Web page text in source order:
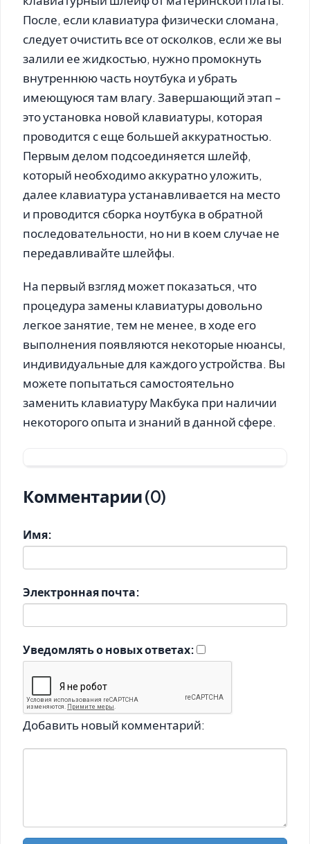
После, если клавиатура физически сломана,
следует очистить все от осколков, если же вы
залили ее жидкостью, нужно промокнуть
внутреннюю часть ноутбука и убрать
имеющуюся там влагу. Завершающий этап –
это установка новой клавиатуры, которая
проводится с еще большей аккуратностью.
Первым делом подсоединяется шлейф,
который необходимо аккуратно уложить,
далее клавиатура устанавливается на место
и проводится сборка ноутбука в обратной
последовательности, но ни в коем случае не
передавливайте шлейфы.
На первый взгляд может показаться, что
процедура замены клавиатуры довольно
легкое занятие, тем не менее, в ходе его
выполнения появляются некоторые нюансы,
индивидуальные для каждого устройства. Вы
можете попытаться самостоятельно
заменить клавиатуру Макбука при наличии
некоторого опыта и знаний в данной сфере.
Комментарии (0)
Имя:
Электронная почта:
Уведомлять о новых ответах:
Добавить новый комментарий: